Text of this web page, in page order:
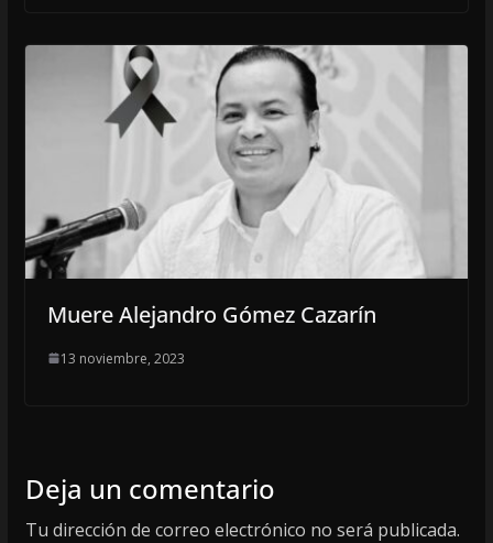
Muere Alejandro Gómez Cazarín
13 noviembre, 2023
Deja un comentario
Tu dirección de correo electrónico no será publicada.